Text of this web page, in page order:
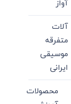
آواز
آلات
متفرقه
موسیقی
ایرانی
محصولات